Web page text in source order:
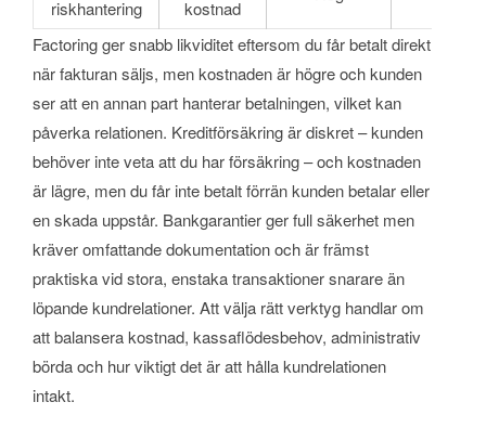
riskhantering
kostnad
Factoring ger snabb likviditet eftersom du får betalt direkt
när fakturan säljs, men kostnaden är högre och kunden
ser att en annan part hanterar betalningen, vilket kan
påverka relationen. Kreditförsäkring är diskret – kunden
behöver inte veta att du har försäkring – och kostnaden
är lägre, men du får inte betalt förrän kunden betalar eller
en skada uppstår. Bankgarantier ger full säkerhet men
kräver omfattande dokumentation och är främst
praktiska vid stora, enstaka transaktioner snarare än
löpande kundrelationer. Att välja rätt verktyg handlar om
att balansera kostnad, kassaflödesbehov, administrativ
börda och hur viktigt det är att hålla kundrelationen
intakt.